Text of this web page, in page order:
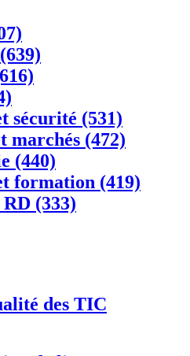
sécurité (531)
marchés (472)
(440)
formation (419)
(333)
des TIC